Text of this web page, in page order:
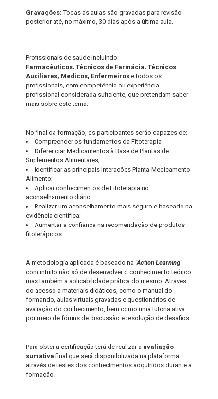
Gravações: Todas as aulas são gravadas para revisão
posterior até, no máximo, 30 dias após a última aula.
Profissionais de saúde incluindo:
Farmacêuticos, Técnicos de Farmácia, Técnicos
Auxiliares, Medicos, Enfermeiros e todos os
profissionais, com competência ou experiência
profissional considerada suficiente, que pretendam saber
mais sobre este tema.
No final da formação, os participantes serão capazes de:
Compreender os fundamentos da Fitoterapia
Diferenciar Medicamentos à Base de Plantas de
Suplementos Alimentares;
Identificar as principais Interações Planta-Medicamento-
Alimento;
Aplicar conhecimentos de Fitoterapia no
aconselhamento diário;
Realizar um aconselhamento mais seguro e baseado na
evidência científica;
Aumentar a confiança na recomendação de produtos
fitoterápicos
A metodologia aplicada é baseado na "Action Learning"
com intuito não só de desenvolver o conhecimento teórico
mas também a aplicabilidade prática do mesmo. Através
do acesso a materiais didáticos, como o manual do
formando, aulas virtuais gravadas e questionários de
avaliação do conhecimento, bem como uma tutoria ativa
por meio de fóruns de discussão e resolução de desafios.
Para obter a certificação terá de realizar a avaliação
sumativafinal que será disponibilizada na plataforma
através de testes dos conhecimentos adquiridos durante a
formação.